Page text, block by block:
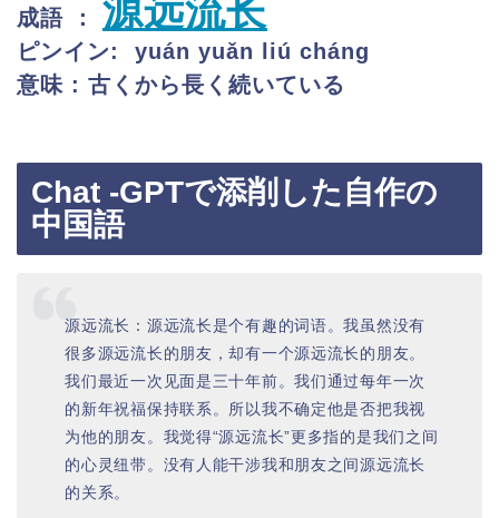
成語 ： 源远流长
ピンイン: yuán yuǎn liú cháng
意味 : 古くから長く続いている
Chat -GPTで添削した自作の
中国語
源远流长：源远流长是个有趣的词语。我虽然没有
很多源远流长的朋友，却有一个源远流长的朋友。
我们最近一次见面是三十年前。我们通过每年一次
的新年祝福保持联系。所以我不确定他是否把我视
为他的朋友。我觉得“源远流长”更多指的是我们之间
的心灵纽带。没有人能干涉我和朋友之间源远流长
的关系。